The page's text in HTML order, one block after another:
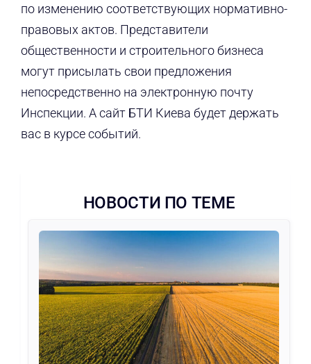
по изменению соответствующих нормативно-
правовых актов. Представители
общественности и строительного бизнеса
могут присылать свои предложения
непосредственно на электронную почту
Инспекции. А сайт БТИ Киева будет держать
вас в курсе событий.
НОВОСТИ ПО ТЕМЕ